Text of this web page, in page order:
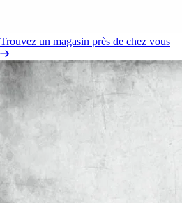
Trouvez un magasin près de chez vous